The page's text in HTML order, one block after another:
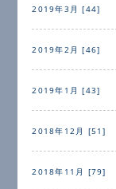
2019年3月 [44]
2019年2月 [46]
2019年1月 [43]
2018年12月 [51]
2018年11月 [79]